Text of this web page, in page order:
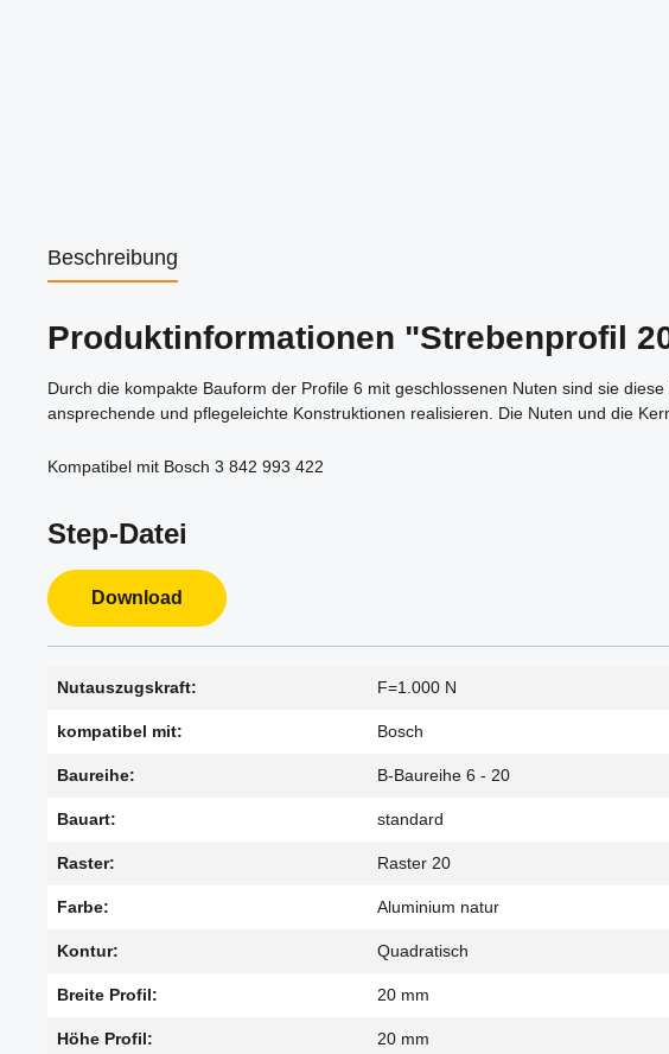
Beschreibung
Produktinformationen "Strebenprofil
Durch die kompakte Bauform der Profile 6 mit geschlossenen Nuten sind sie
ansprechende und pflegeleichte Konstruktionen realisieren. Die Nuten und die
Kompatibel mit Bosch 3 842 993 422
Step-Datei
Download
Nutauszugskraft: F=1.000 N
kompatibel mit: Bosch
Baureihe: B-Baureihe 6 - 20
Bauart: standard
Raster: Raster 20
Farbe: Aluminium natur
Kontur: Quadratisch
Breite Profil: 20 mm
Höhe Profil: 20 mm